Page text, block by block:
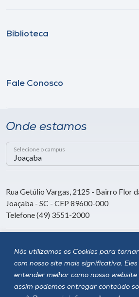
Nós utilizamos os Cookies para
com nosso site mais significativa.
entender melhor como nosso
assim podemos entregar conteúdo
Biblioteca
Fale Conosco
Onde estamos
Selecione o campus
Rua Getúlio Vargas, 2125 - Bairro Flor
Joaçaba - SC - CEP 89600-000
Telefone (49) 3551-2000
Siga a Unoesc